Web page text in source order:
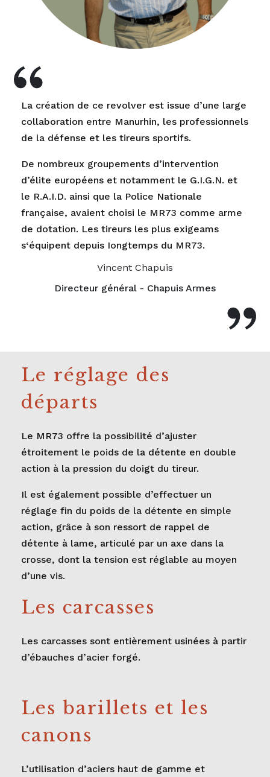
La création de ce revolver est issue d’une large
collaboration entre Manurhin, les professionnels
de la défense et les tireurs sportifs.
De nombreux groupements d’intervention
d’élite européens et notamment le G.I.G.N. et
le R.A.I.D. ainsi que la Police Nationale
française, avaient choisi le MR73 comme arme
de dotation. Les tireurs les plus exigeams
s‘équipent depuis Iongtemps du MR73.
Vincent Chapuis
Directeur général - Chapuis Armes
Le réglage des
départs
Le MR73 offre la possibilité d’ajuster
étroitement le poids de la détente en double
action à la pression du doigt du tireur.
Il est également possible d’effectuer un
réglage fin du poids de la détente en simple
action, grâce à son ressort de rappel de
détente à lame, articulé par un axe dans la
crosse, dont la tension est réglable au moyen
d’une vis.
Les carcasses
Les carcasses sont entièrement usinées à partir
d’ébauches d’acier forgé.
Les barillets et les
canons
L’utilisation d’aciers haut de gamme et